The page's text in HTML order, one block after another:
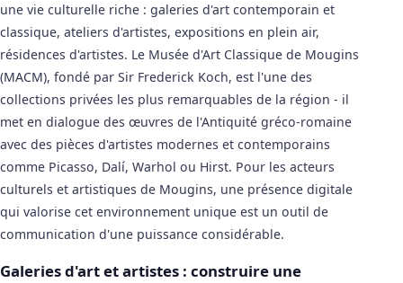
une vie culturelle riche : galeries d'art contemporain et
classique, ateliers d'artistes, expositions en plein air,
résidences d'artistes. Le Musée d'Art Classique de Mougins
(MACM), fondé par Sir Frederick Koch, est l'une des
collections privées les plus remarquables de la région - il
met en dialogue des œuvres de l'Antiquité gréco-romaine
avec des pièces d'artistes modernes et contemporains
comme Picasso, Dalí, Warhol ou Hirst. Pour les acteurs
culturels et artistiques de Mougins, une présence digitale
qui valorise cet environnement unique est un outil de
communication d'une puissance considérable.
Galeries d'art et artistes : construire une